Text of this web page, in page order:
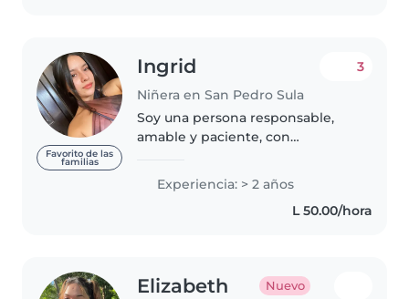
Favorito de las
familias
Ingrid
Niñera en San Pedro Sula
3
Soy una persona responsable,
amable y paciente, con
ambiente seguro y de confianza,
ayudando con su alimentación,
Experiencia: > 2 años
L 50.00/hora
Elizabeth Nuevo